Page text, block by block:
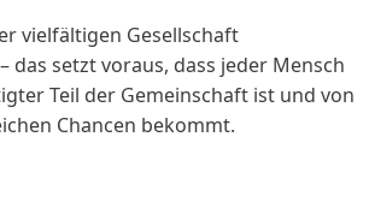
vielfältigen Gesellschaft
das setzt voraus, dass jeder Mensch
Teil der Gemeinschaft ist und von
Chancen bekommt.